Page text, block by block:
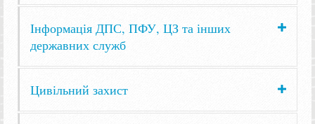
Інформація ДПС, ПФУ, ЦЗ та інших
державних служб
Цивільний захист